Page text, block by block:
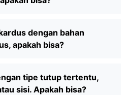
dengan bahan
apakah bisa?
tipe tutup tertentu,
sisi. Apakah bisa?